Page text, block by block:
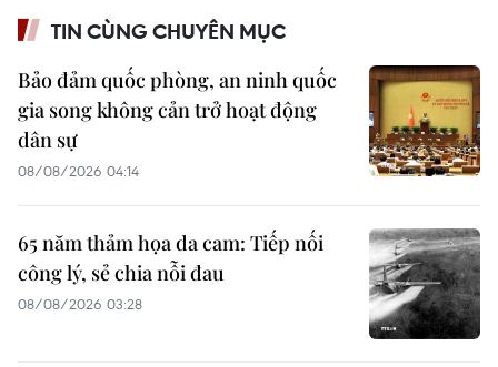
TIN CÙNG CHUYÊN MỤC
Bảo đảm quốc phòng, an ninh quốc
gia song không cản trở hoạt động
dân sự
08/08/2026 04:14
65 năm thảm họa da cam: Tiếp nối
công lý, sẻ chia nỗi đau
08/08/2026 03:28